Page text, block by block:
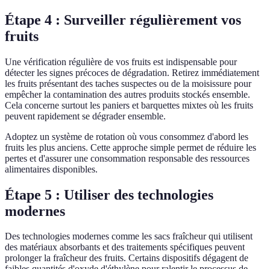
Étape 4 : Surveiller régulièrement vos
fruits
Une vérification régulière de vos fruits est indispensable pour
détecter les signes précoces de dégradation. Retirez immédiatement
les fruits présentant des taches suspectes ou de la moisissure pour
empêcher la contamination des autres produits stockés ensemble.
Cela concerne surtout les paniers et barquettes mixtes où les fruits
peuvent rapidement se dégrader ensemble.
Adoptez un système de rotation où vous consommez d'abord les
fruits les plus anciens. Cette approche simple permet de réduire les
pertes et d'assurer une consommation responsable des ressources
alimentaires disponibles.
Étape 5 : Utiliser des technologies
modernes
Des technologies modernes comme les sacs fraîcheur qui utilisent
des matériaux absorbants et des traitements spécifiques peuvent
prolonger la fraîcheur des fruits. Certains dispositifs dégagent de